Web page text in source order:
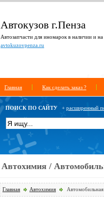
Автокузов г.Пенза
Автозапчасти для иномарок в наличии и на
avtokuzovpenza.ru
Главная Как сделать заказ ?
ПОИСК ПО САЙТУ + расширенный
Автохимия /
Главная Автохимия Автомобильная